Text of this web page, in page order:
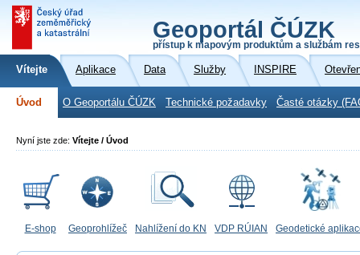
Geoportál ČÚZK
přístup k mapovým produktům a službám
Vítejte Aplikace Data Služby INSPIRE
Úvod O Geoportálu ČÚZK Technické požadavky Časté otázky
Nyní jste zde: Vítejte / Úvod
E-shop Geoprohlížeč Nahlížení do KN VDP RÚIAN Geodetické